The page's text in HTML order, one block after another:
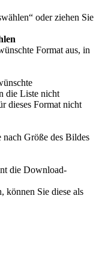
oder ziehen Sie
Format aus, in
die Liste nicht
dieses Format nicht
nach Größe des Bildes
die Download-
können Sie diese als